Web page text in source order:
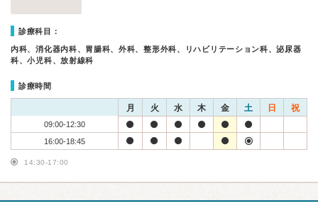
診療科目：
内科、消化器内科、胃腸科、外科、整形外科、リハビリテーション科、泌尿器
科、小児科、放射線科
診療時間
月 火 水 木 金 土 日 祝
09:00-12:30
16:00-18:45
14:30-17:00